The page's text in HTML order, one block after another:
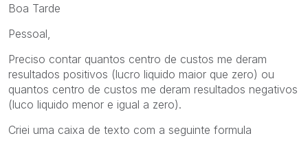
Boa Tarde
Pessoal,
Preciso contar quantos centro de custos me deram
resultados positivos (lucro liquido maior que zero) ou
quantos centro de custos me deram resultados negativos
(luco liquido menor e igual a zero).
Criei uma caixa de texto com a seguinte formula